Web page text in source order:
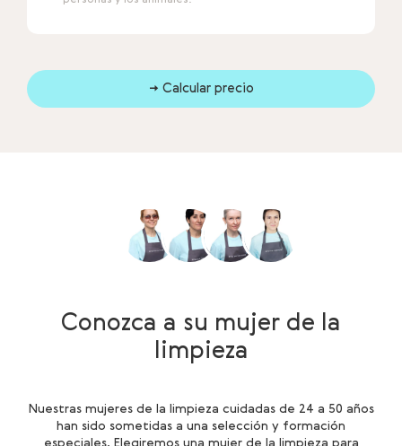
→ Calcular precio
Conozca a su mujer de la
limpieza
Nuestras mujeres de la limpieza cuidadas de 24 a 50 años
han sido sometidas a una selección y formación
especiales. Elegiremos una mujer de la limpieza para